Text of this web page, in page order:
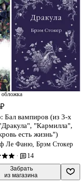
обложка
Бал вампиров (из 3-х
"Кармилла",
есть жизнь")
Ле Фаню, Брэм Стокер
· 14
Забрать
из магазина